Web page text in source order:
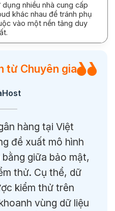
dụng nhiều nhà cung cấp
khác nhau để tránh phụ
vào một nền tảng duy
từ Chuyên gia
hàng tại Việt
đề xuất mô hình
giữa bảo mật,
thử. Cụ thể, dữ
kiểm thử trên
vùng dữ liệu